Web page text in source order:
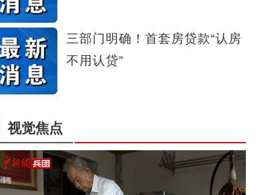
三部门明确！首套房贷款“认房
不用认贷”
视觉焦点
重大革命历史题材电影《天山之子张仲瀚》在